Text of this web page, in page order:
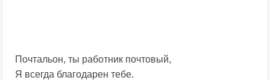
Почтальон, ты работник почтовый,
Я всегда благодарен тебе.